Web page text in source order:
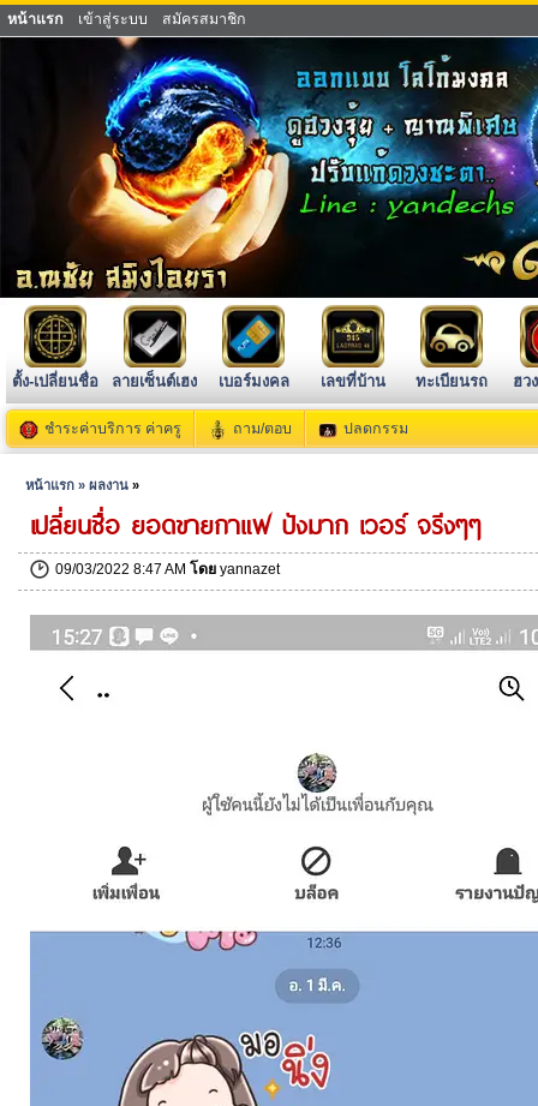
หน้าแรก เข้าสู่ระบบ สมัครสมาชิก
ตั้ง-เปลี่ยนชื่อ ลายเซ็นต์เฮง เบอร์มงคล เลขที่บ้าน ทะเบียนรถ ฮว
ชำระค่าบริการ ค่าครู ถาม/ตอบ ปลดกรรม
หน้าแรก »ผลงาน »
เปลี่ยนชื่อ ยอดขายกาแฟ ปังมาก เวอร์ จรีงๆๆ
09/03/2022 8:47 AM โดย yannazet